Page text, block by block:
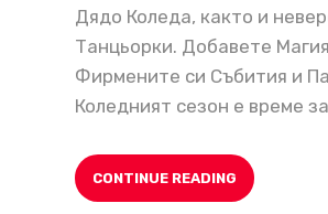
Дядо Коледа, както и
Танцьорки. Добавете
Фирмените си Събития и
Коледният сезон е време
CONTINUE READING